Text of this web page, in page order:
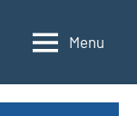
Menu